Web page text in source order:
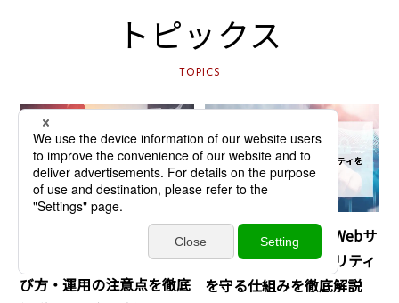
トピックス
TOPICS
DX
CMP（同意管理プラットフ
ォーム）とは？必要性・選
び方・運用の注意点を徹底
ゲートウェイとは？Webサ
イトとCMSのセキュリティ
を守る仕組みを徹底解説